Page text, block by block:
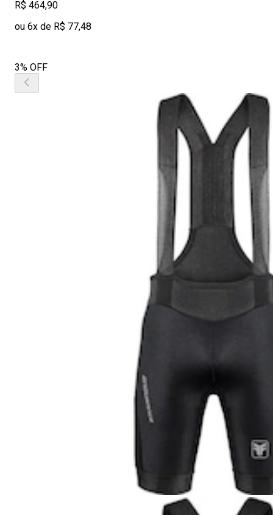
R$ 464,90
ou 6x de R$ 77,48
3% OFF